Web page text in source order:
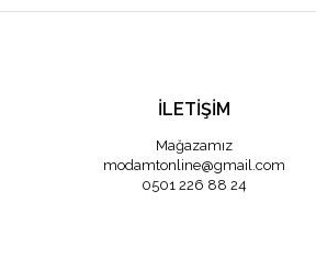
İLETİŞİM
Mağazamız
modamtonline@gmail.com
0501 226 88 24